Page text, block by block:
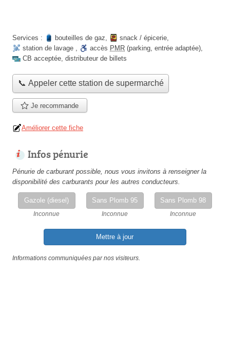
Services : bouteilles de gaz, snack / épicerie,
station de lavage , accès PMR (parking, entrée adaptée),
CB acceptée, distributeur de billets
📞 Appeler cette station de supermarché
Je recommande
Améliorer cette fiche
Infos pénurie
Pénurie de carburant possible, nous vous invitons à renseigner la
disponibilité des carburants pour les autres conducteurs.
Gazole (diesel)
Inconnue
Sans Plomb 95
Inconnue
Sans Plomb 98
Inconnue
Mettre à jour
Informations communiquées par nos visiteurs.